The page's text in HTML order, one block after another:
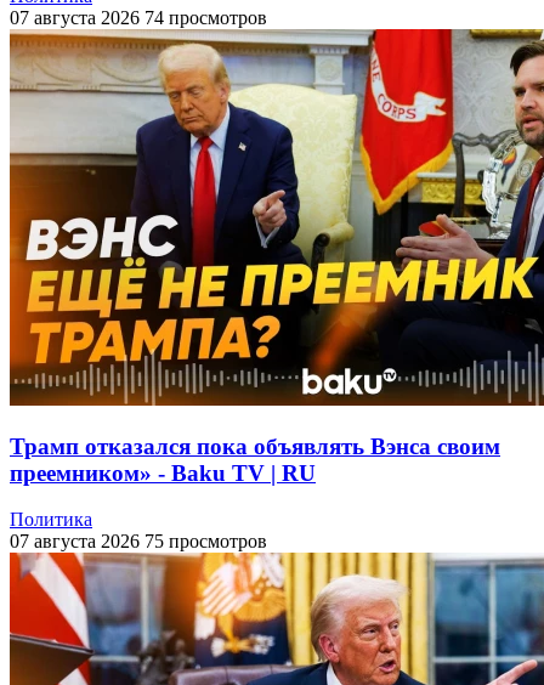
07 августа 2026 74 просмотров
Трамп отказался пока объявлять Вэнса своим
преемником» - Baku TV | RU
Политика
07 августа 2026 75 просмотров